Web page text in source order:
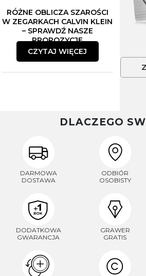
RÓŻNE OBLICZA SZAROŚCI
W ZEGARKACH CALVIN KLEIN
– SPRAWDŹ NASZE
PROPOZYCJE
CZYTAJ WIĘCEJ
DLACZEGO
DARMOWA
DOSTAWA
ODBIÓR
OSOBISTY
DODATKOWA
GWARANCJA
GRAWER
GRATIS